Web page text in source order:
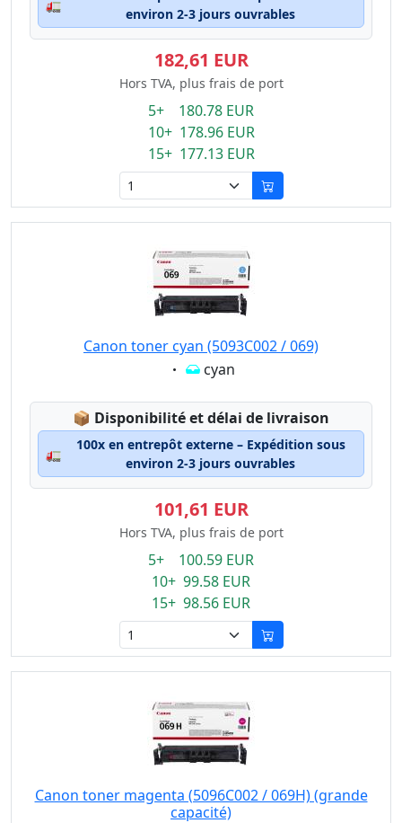
🚛
environ 2-3 jours ouvrables
182,61 EUR
Hors TVA, plus frais de port
5+ 180.78 EUR
10+ 178.96 EUR
15+ 177.13 EUR
Canon toner cyan (5093C002 / 069)
Eigenschaft:
cyan
📦 Lagerstatus:
Disponibilité et délai de livraison
🚛
100x en entrepôt externe – Expédition sous
environ 2-3 jours ouvrables
101,61 EUR
Hors TVA, plus frais de port
5+ 100.59 EUR
10+ 99.58 EUR
15+ 98.56 EUR
Canon toner magenta (5096C002 / 069H) (grande
capacité)